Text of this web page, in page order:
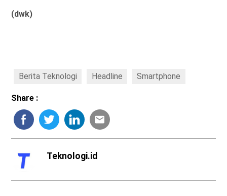
(dwk)
Berita Teknologi Headline Smartphone
Share :
Teknologi.id